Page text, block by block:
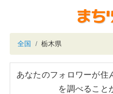
全国 栃木県
あなたのフォロワーが住
を調べること